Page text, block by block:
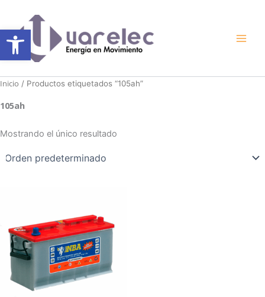
Abrir barra de herramientas
contenido
Inicio / Productos etiquetados “105ah”
105ah
Mostrando el único resultado